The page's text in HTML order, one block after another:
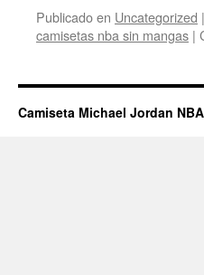
Publicado en Uncategorized |
camisetas nba sin mangas |
Camiseta Michael Jordan